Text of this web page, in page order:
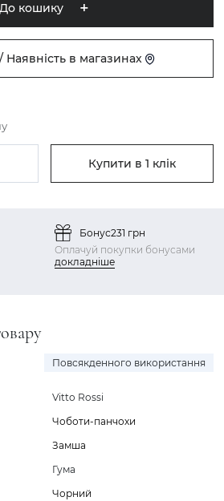
До кошику
Наявність в магазинах
Купити в 1 клік
Бонус231 грн
Оплачуй покупки бонусами
докладніше
Повсякденного використання
Vitto Rossi
Чоботи-панчохи
Замша
Гума
Чорний